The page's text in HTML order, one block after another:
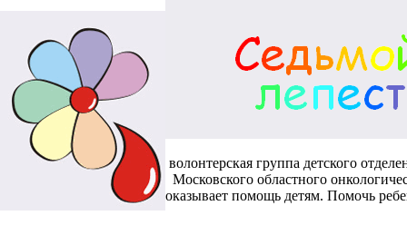
волонтерская группа детского
Московского областного
оказывает помощь детям. Помочь